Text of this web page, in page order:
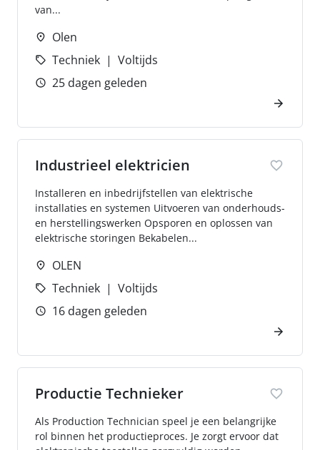
van...
Olen
Techniek
Voltijds
25 dagen geleden
Industrieel elektricien
Installeren en inbedrijfstellen van elektrische
installaties en systemen Uitvoeren van onderhouds-
en herstellingswerken Opsporen en oplossen van
elektrische storingen Bekabelen...
OLEN
Techniek
Voltijds
16 dagen geleden
Productie Technieker
Als Production Technician speel je een belangrijke
rol binnen het productieproces. Je zorgt ervoor dat